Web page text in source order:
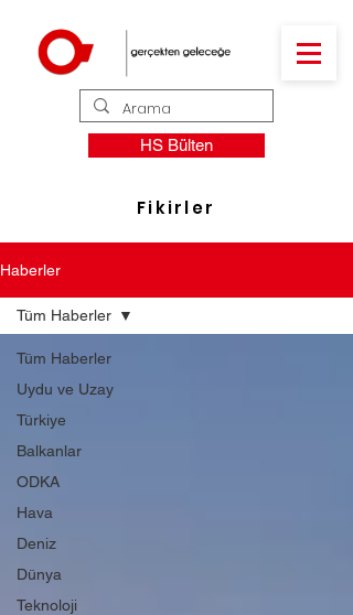
HS Bülten
Fikirler
Haberler
Tüm Haberler
Uydu ve Uzay
Türkiye
Balkanlar
ODKA
Hava
Deniz
Dünya
Teknoloji
Tüm Haberler